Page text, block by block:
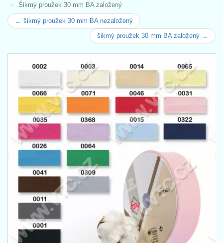
Šikmý proužek 30 mm BA založený
← šikmý proužek 30 mm BA nezaložený
šikmý proužek 30 mm BA založený →